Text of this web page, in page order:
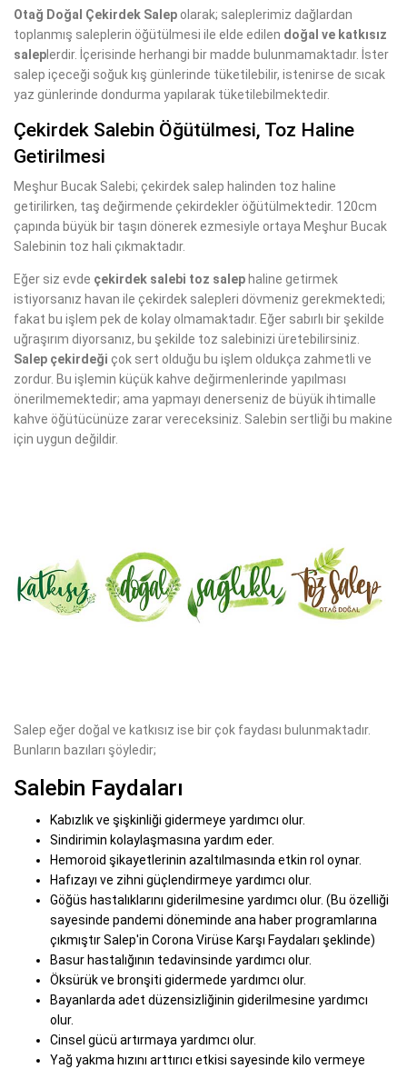
Otağ Doğal Çekirdek Salep olarak; saleplerimiz dağlardan
toplanmış saleplerin öğütülmesi ile elde edilen doğal ve katkısız
saleplerdir. İçerisinde herhangi bir madde bulunmamaktadır. İster
salep içeceği soğuk kış günlerinde tüketilebilir, istenirse de sıcak
yaz günlerinde dondurma yapılarak tüketilebilmektedir.
Çekirdek Salebin Öğütülmesi, Toz Haline
Getirilmesi
Meşhur Bucak Salebi; çekirdek salep halinden toz haline
getirilirken, taş değirmende çekirdekler öğütülmektedir. 120cm
çapında büyük bir taşın dönerek ezmesiyle ortaya Meşhur Bucak
Salebinin toz hali çıkmaktadır.
Eğer siz evde çekirdek salebi toz salep haline getirmek
istiyorsanız havan ile çekirdek salepleri dövmeniz gerekmektedi;
fakat bu işlem pek de kolay olmamaktadır. Eğer sabırlı bir şekilde
uğraşırım diyorsanız, bu şekilde toz salebinizi üretebilirsiniz.
Salep çekirdeği çok sert olduğu bu işlem oldukça zahmetli ve
zordur. Bu işlemin küçük kahve değirmenlerinde yapılması
önerilmemektedir; ama yapmayı denerseniz de büyük ihtimalle
kahve öğütücünüze zarar vereceksiniz. Salebin sertliği bu makine
için uygun değildir.
Salep eğer doğal ve katkısız ise bir çok faydası bulunmaktadır.
Bunların bazıları şöyledir;
Salebin Faydaları
Kabızlık ve şişkinliği gidermeye yardımcı olur.
Sindirimin kolaylaşmasına yardım eder.
Hemoroid şikayetlerinin azaltılmasında etkin rol oynar.
Hafızayı ve zihni güçlendirmeye yardımcı olur.
Göğüs hastalıklarını giderilmesine yardımcı olur. (Bu özelliği
sayesinde pandemi döneminde ana haber programlarına
çıkmıştır Salep'in Corona Virüse Karşı Faydaları şeklinde)
Basur hastalığının tedavinsinde yardımcı olur.
Öksürük ve bronşiti gidermede yardımcı olur.
Bayanlarda adet düzensizliğinin giderilmesine yardımcı
olur.
Cinsel gücü artırmaya yardımcı olur.
Yağ yakma hızını arttırıcı etkisi sayesinde kilo vermeye